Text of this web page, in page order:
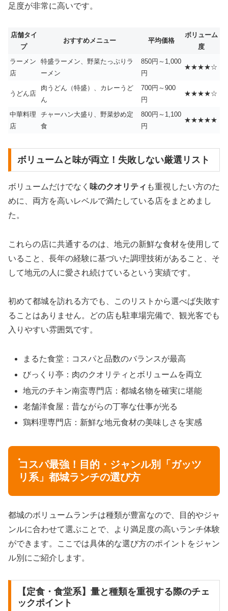
足度が非常に高いです。
店舗タイ
プ
おすすめメニュー 平均価格
ボリューム
度
ラーメン
店
特盛ラーメン、野菜たっぷりラ
ーメン
850円～1,000
円
★★★★☆
うどん店
肉うどん（特盛）、カレーうど
ん
700円～900
円
★★★★☆
中華料理
店
チャーハン大盛り、野菜炒め定
食
800円～1,100
円
★★★★★
ボリュームと味が両立！失敗しない厳選リスト
ボリュームだけでなく 味のクオリティ も重視したい方のた
めに、両方を高いレベルで満たしている店をまとめまし
た。
これらの店に共通するのは、地元の新鮮な食材を使用して
いること、長年の経験に基づいた調理技術があること、そ
して地元の人に愛され続けているという実績です。
初めて都城を訪れる方でも、このリストから選べば失敗す
ることはありません。どの店も駐車場完備で、観光客でも
入りやすい雰囲気です。
まるた食堂：コスパと品数のバランスが最高
びっくり亭：肉のクオリティとボリュームを両立
地元のチキン南蛮専門店：都城名物を確実に堪能
老舗洋食屋：昔ながらの丁寧な仕事が光る
鶏料理専門店：新鮮な地元食材の美味しさを実感
コスパ最強！目的・ジャンル別「ガッツ
リ系」都城ランチの選び方
都城のボリュームランチは種類が豊富なので、目的やジャ
ンルに合わせて選ぶことで、より満足度の高いランチ体験
ができます。ここでは具体的な選び方のポイントをジャン
ル別にご紹介します。
【定食・食堂系】量と種類を重視する際のチェ
ックポイント